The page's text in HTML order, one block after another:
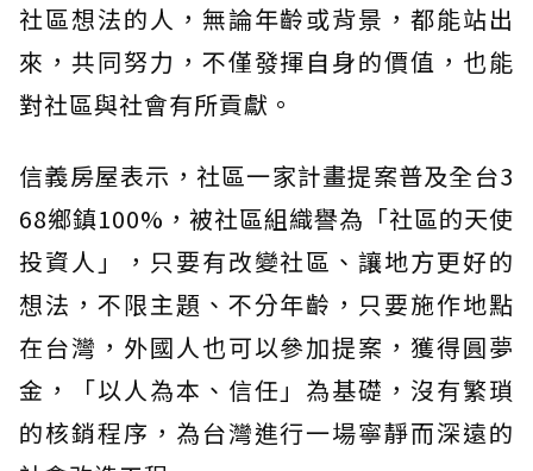
社區想法的人，無論年齡或背景，都能站出
來，共同努力，不僅發揮自身的價值，也能
對社區與社會有所貢獻。
信義房屋表示，社區一家計畫提案普及全台3
68鄉鎮100%，被社區組織譽為「社區的天使
投資人」，只要有改變社區、讓地方更好的
想法，不限主題、不分年齡，只要施作地點
在台灣，外國人也可以參加提案，獲得圓夢
金，「以人為本、信任」為基礎，沒有繁瑣
的核銷程序，為台灣進行一場寧靜而深遠的